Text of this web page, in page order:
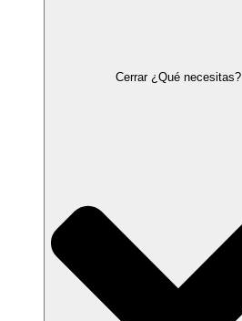
Cerrar ¿Qué necesitas?